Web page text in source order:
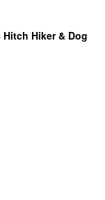
Hitch Hiker & Dog